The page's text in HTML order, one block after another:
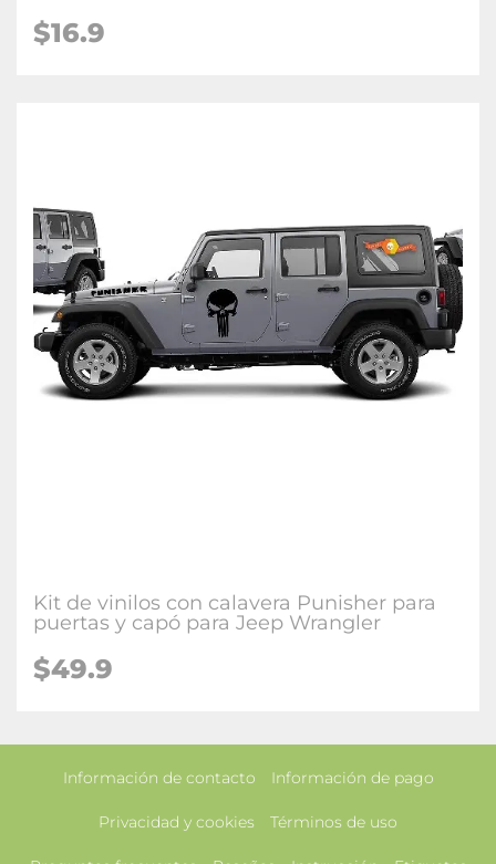
$16.9
Kit de vinilos con calavera Punisher para
puertas y capó para Jeep Wrangler
$49.9
Información de contacto Información de pago
Privacidad y cookies Términos de uso